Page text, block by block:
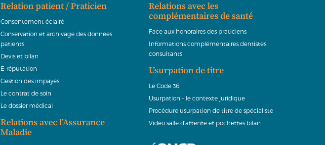
Relation patient / Praticien
Consentement éclairé
Conservation et archivage des données
patients
Devis et bilan
E-réputation
Gestion des impayés
Le contrat de soin
Le dossier médical
Relations avec l’Assurance
Maladie
Relations avec les
complémentaires de santé
Face aux honoraires des praticiens
Informations complémentaires dentistes
consultants
Usurpation de titre
Le Code 36
Usurpation – le contexte juridique
Procédure usurpation de titre de spécialiste
Vidéo salle d’attente et pochettes bilan